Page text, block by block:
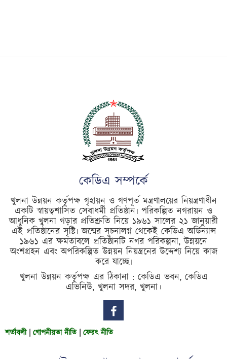
কেডিএ সম্পর্কে
খুলনা উন্নয়ন কর্তৃপক্ষ গৃহায়ন ও গণপূর্ত মন্ত্রণালয়ের নিয়ন্ত্রণাধীন
একটি স্বায়ত্বশাসিত সেবাধর্মী প্রতিষ্ঠান৷ পরিকল্পিত নগরায়ন ও
আধুনিক খুলনা গড়ার প্রতিশ্রুতি নিয়ে ১৯৬১ সালের ২১ জানুয়ারী
এই প্রতিষ্ঠানের সৃষ্টি৷ জন্মের সূচনালগ্ন থেকেই কেডিএ অর্ডিন্যান্স
১৯৬১ এর ক্ষমতাবলে প্রতিষ্ঠানটি নগর পরিকল্পনা, উন্নয়নে
অংশগ্রহন এবং অপরিকল্পিত উন্নয়ন নিয়ন্ত্রনের উদ্দেশ্য নিয়ে কাজ
করে যাচ্ছে৷
খুলনা উন্নয়ন কর্তৃপক্ষ এর ঠিকানা : কেডিএ ভবন, কেডিএ
এভিনিউ, খুলনা সদর, খুলনা।
শর্তাবলী| গোপনীয়তা নীতি| ফেরৎ নীতি